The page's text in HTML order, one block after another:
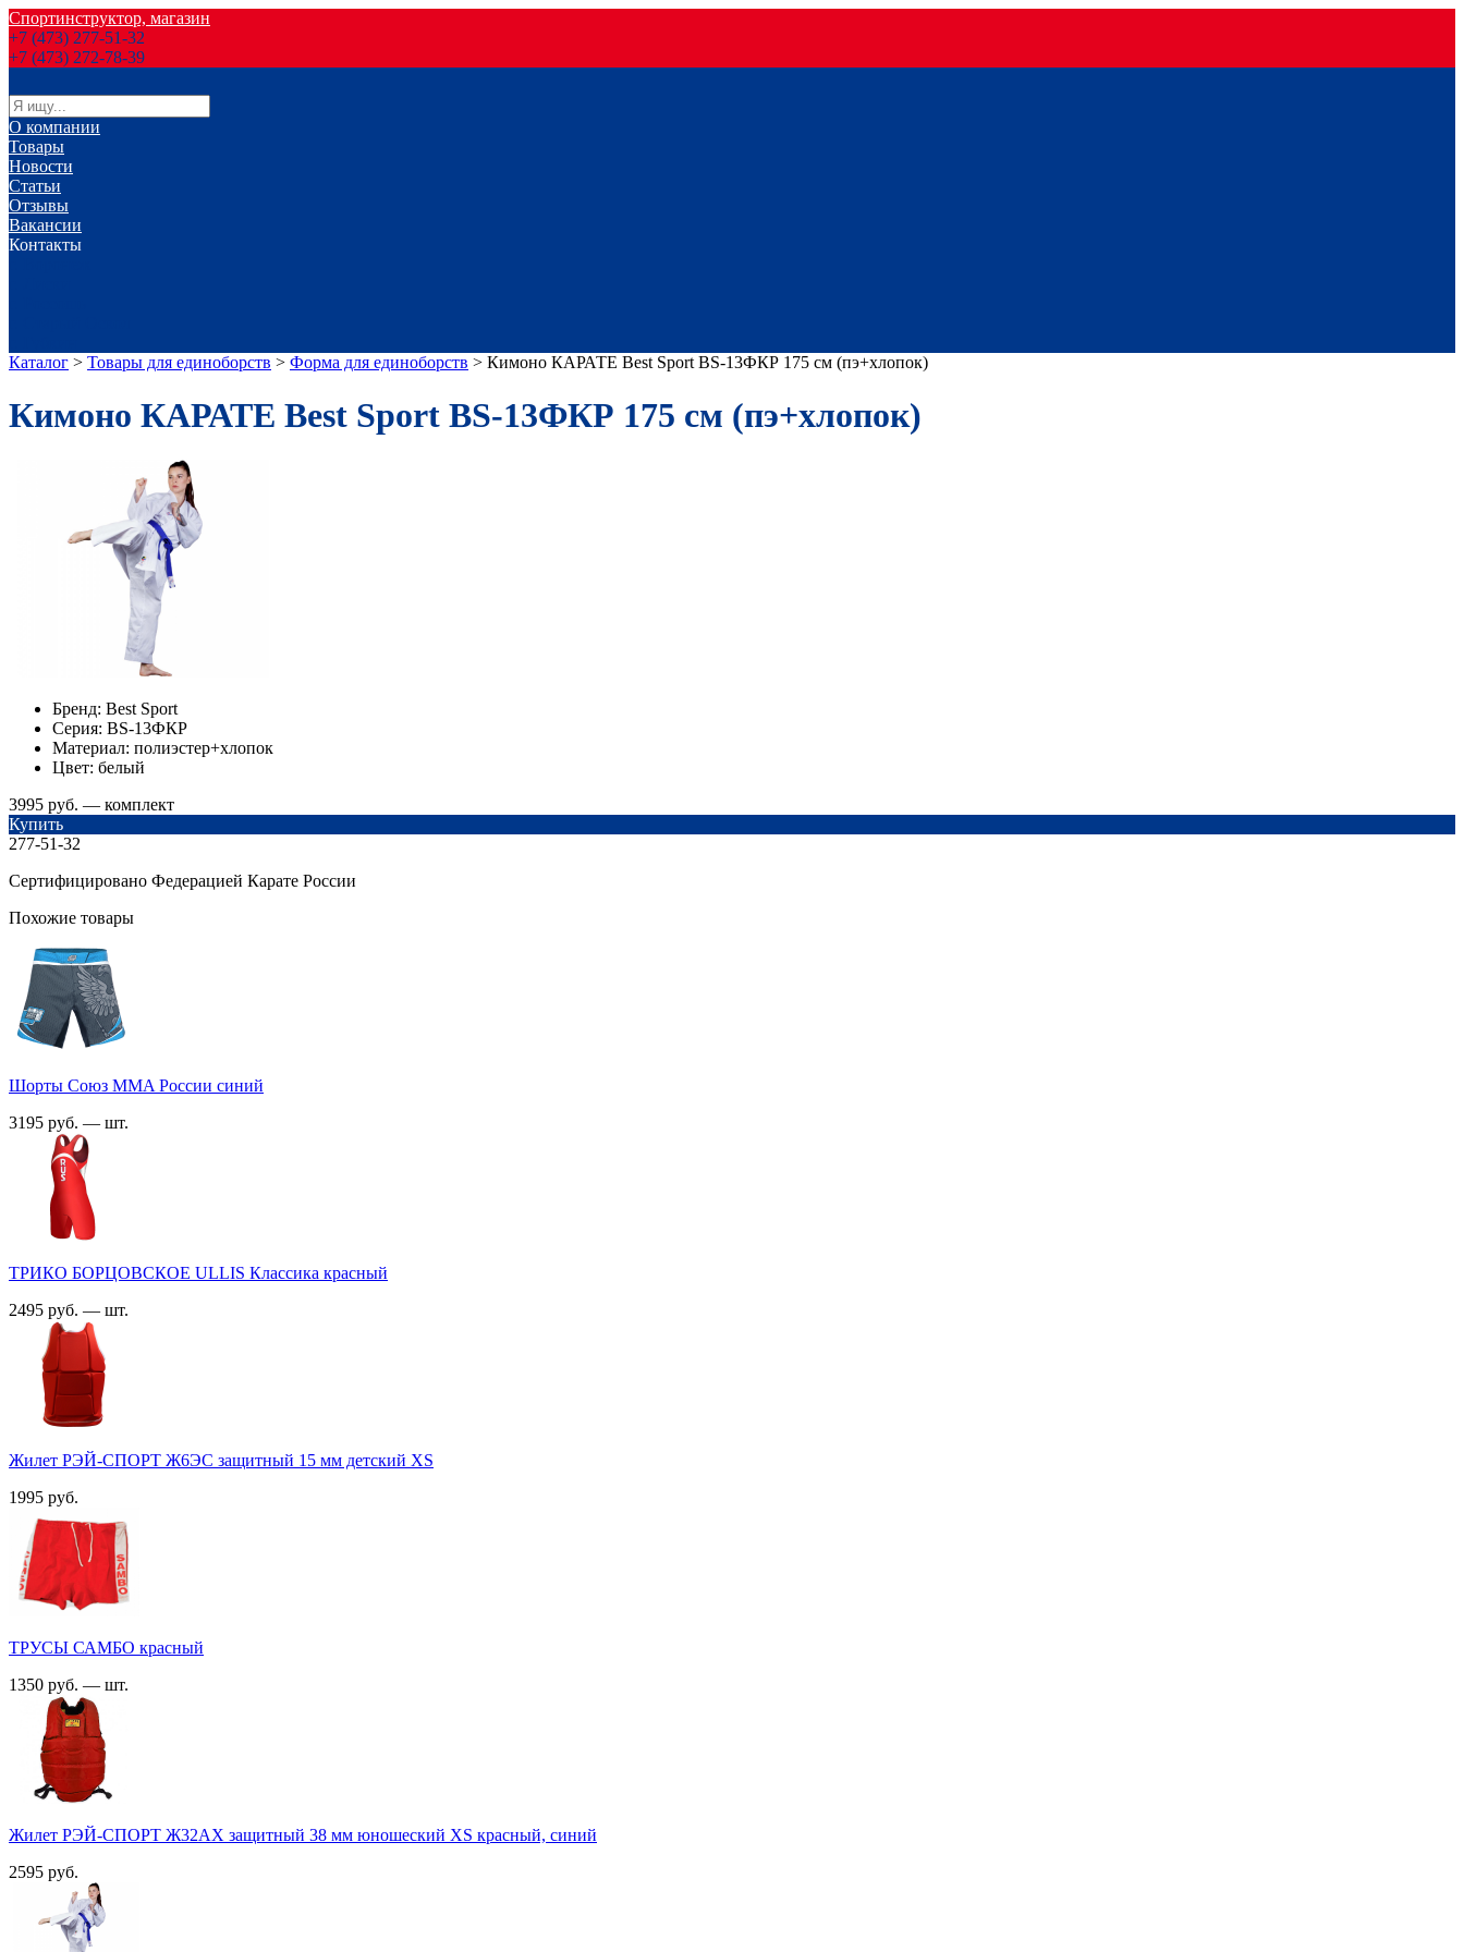
Спортинструктор, магазин
+7 (473) 277-51-32
+7 (473) 272-78-39
О компании
Товары
Новости
Статьи
Отзывы
Вакансии
Контакты
Каталог > Товары для единоборств > Форма для единоборств > Кимоно КАРАТЕ Best Sport BS-13ФКР 175 см (пэ+хлопок)
Кимоно КАРАТЕ Best Sport BS-13ФКР 175 см (пэ+хлопок)
Бренд: Best Sport
Серия: BS-13ФКР
Материал: полиэстер+хлопок
Цвет: белый
3995 руб. — комплект
Купить
277-51-32
Сертифицировано Федерацией Карате России
Похожие товары
Шорты Союз MMA России синий
3195 руб. — шт.
ТРИКО БОРЦОВСКОЕ ULLIS Классика красный
2495 руб. — шт.
Жилет РЭЙ-СПОРТ Ж6ЭС защитный 15 мм детский XS
1995 руб.
ТРУСЫ САМБО красный
1350 руб. — шт.
Жилет РЭЙ-СПОРТ Ж32АХ защитный 38 мм юношеский XS красный, синий
2595 руб.